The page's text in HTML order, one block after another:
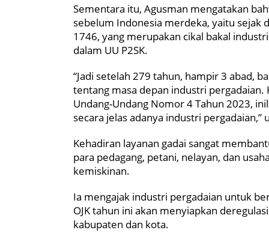
Sementara itu, Agusman mengatakan
sebelum Indonesia merdeka, yaitu sejak
1746, yang merupakan cikal bakal
dalam UU P2SK.
“Jadi setelah 279 tahun, hampir 3 abad,
tentang masa depan industri pergadaian.
Undang-Undang Nomor 4 Tahun 2023,
secara jelas adanya industri pergadaian,”
Kehadiran layanan gadai sangat
para pedagang, petani, nelayan, dan
kemiskinan.
Ia mengajak industri pergadaian untuk
OJK tahun ini akan menyiapkan
kabupaten dan kota.